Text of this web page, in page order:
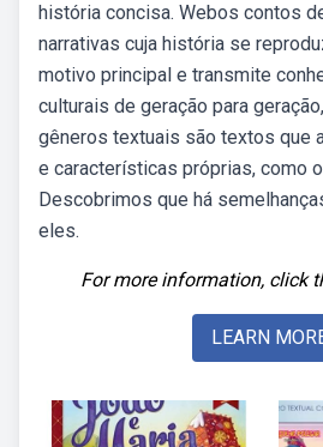
história concisa. Webos contos
narrativas cuja história se
motivo principal e transmite
culturais de geração para
gêneros textuais são textos que
e características próprias, como
Descobrimos que há
eles.
For more information, click
LEARN